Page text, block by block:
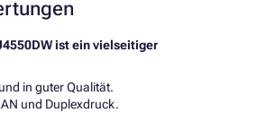
ist ein vielseitiger
in guter Qualität.
und Duplexdruck.